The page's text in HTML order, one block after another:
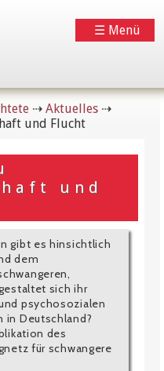
☰ Menü
⇢Aktuelles ⇢
und Flucht
und
gibt es hinsichtlich
dem
sich ihr
psychosozialen
in Deutschland?
des
für schwangere